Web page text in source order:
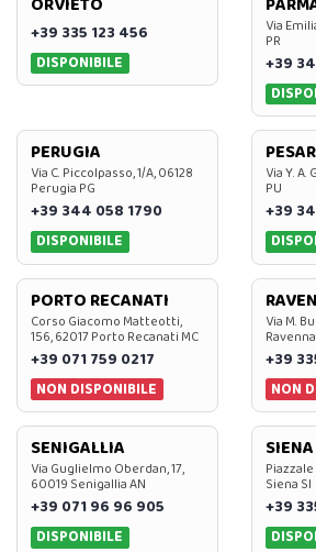
+39 335 123 456
DISPONIBILE
Via
PR
+39
PERUGIA
Via C. Piccolpasso, 1/A, 06128
Perugia PG
+39 344 058 1790
DISPONIBILE
Via Y. A.
PU
+39
PORTO RECANATI
Corso Giacomo Matteotti,
156, 62017 Porto Recanati MC
+39 071 759 0217
NON DISPONIBILE
Via M.
+39
NON
SENIGALLIA
Via Guglielmo Oberdan, 17,
60019 Senigallia AN
+39 071 96 96 905
DISPONIBILE
SIENA
Siena SI
+39